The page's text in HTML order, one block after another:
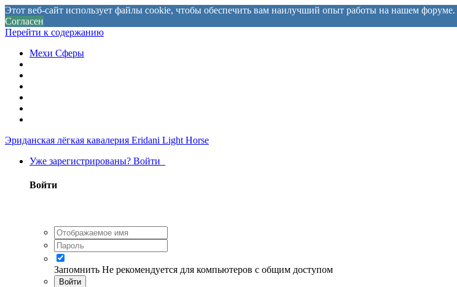
Этот веб-сайт использует файлы cookie, чтобы обеспечить вам наилучший опыт работы на нашем форуме.
Согласен
Перейти к содержанию
Мехи Сферы
Эриданская лёгкая кавалерия Eridani Light Horse
Уже зарегистрированы? Войти
Войти
Запомнить Не рекомендуется для компьютеров с общим доступом
Войти